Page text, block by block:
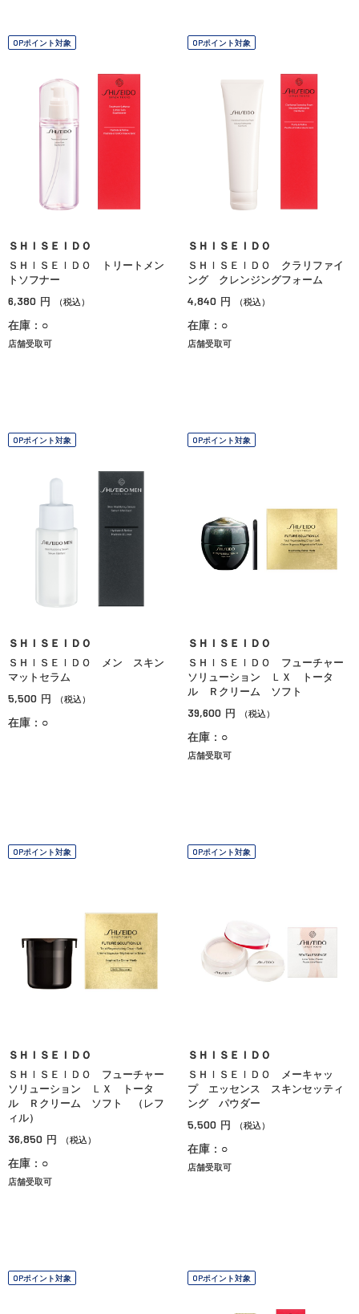
OPポイント対象
ＳＨＩＳＥＩＤＯ
ＳＨＩＳＥＩＤＯ トリートメン
トソフナー
6,380 円 （税込）
在庫：○
店舗受取可
OPポイント対象
ＳＨＩＳＥＩＤＯ
ＳＨＩＳＥＩＤＯ クラリファイ
ング クレンジングフォーム
4,840 円 （税込）
在庫：○
店舗受取可
OPポイント対象
ＳＨＩＳＥＩＤＯ
ＳＨＩＳＥＩＤＯ メン スキン
マットセラム
5,500 円 （税込）
在庫：○
OPポイント対象
ＳＨＩＳＥＩＤＯ
ＳＨＩＳＥＩＤＯ フューチャー
ソリューション ＬＸ トータ
ル Ｒクリーム ソフト
39,600 円 （税込）
在庫：○
店舗受取可
OPポイント対象
ＳＨＩＳＥＩＤＯ
ＳＨＩＳＥＩＤＯ フューチャー
ソリューション ＬＸ トータ
ル Ｒクリーム ソフト （レフ
ィル）
36,850 円 （税込）
在庫：○
店舗受取可
OPポイント対象
ＳＨＩＳＥＩＤＯ
ＳＨＩＳＥＩＤＯ メーキャッ
プ エッセンス スキンセッティ
ング パウダー
5,500 円 （税込）
在庫：○
店舗受取可
OPポイント対象 OPポイント対象